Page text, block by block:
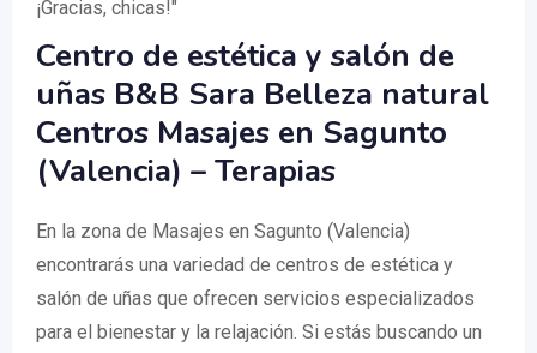
¡Gracias, chicas!"
Centro de estética y salón de
uñas B&B Sara Belleza natural
Centros Masajes en Sagunto
(Valencia) – Terapias
En la zona de Masajes en Sagunto (Valencia)
encontrarás una variedad de centros de estética y
salón de uñas que ofrecen servicios especializados
para el bienestar y la relajación. Si estás buscando un